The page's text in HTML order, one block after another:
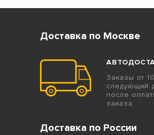
Доставка по Москве
Заказы от
следующий
после
заказа.
Доставка по России